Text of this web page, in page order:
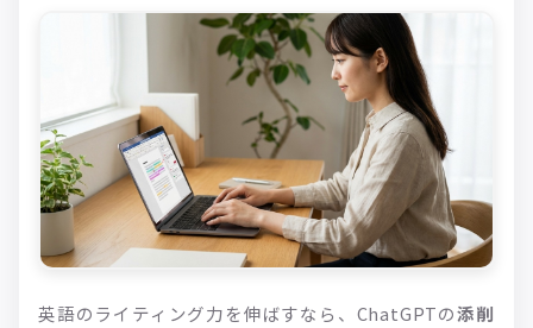
英語のライティング力を伸ばすなら、ChatGPTの添削